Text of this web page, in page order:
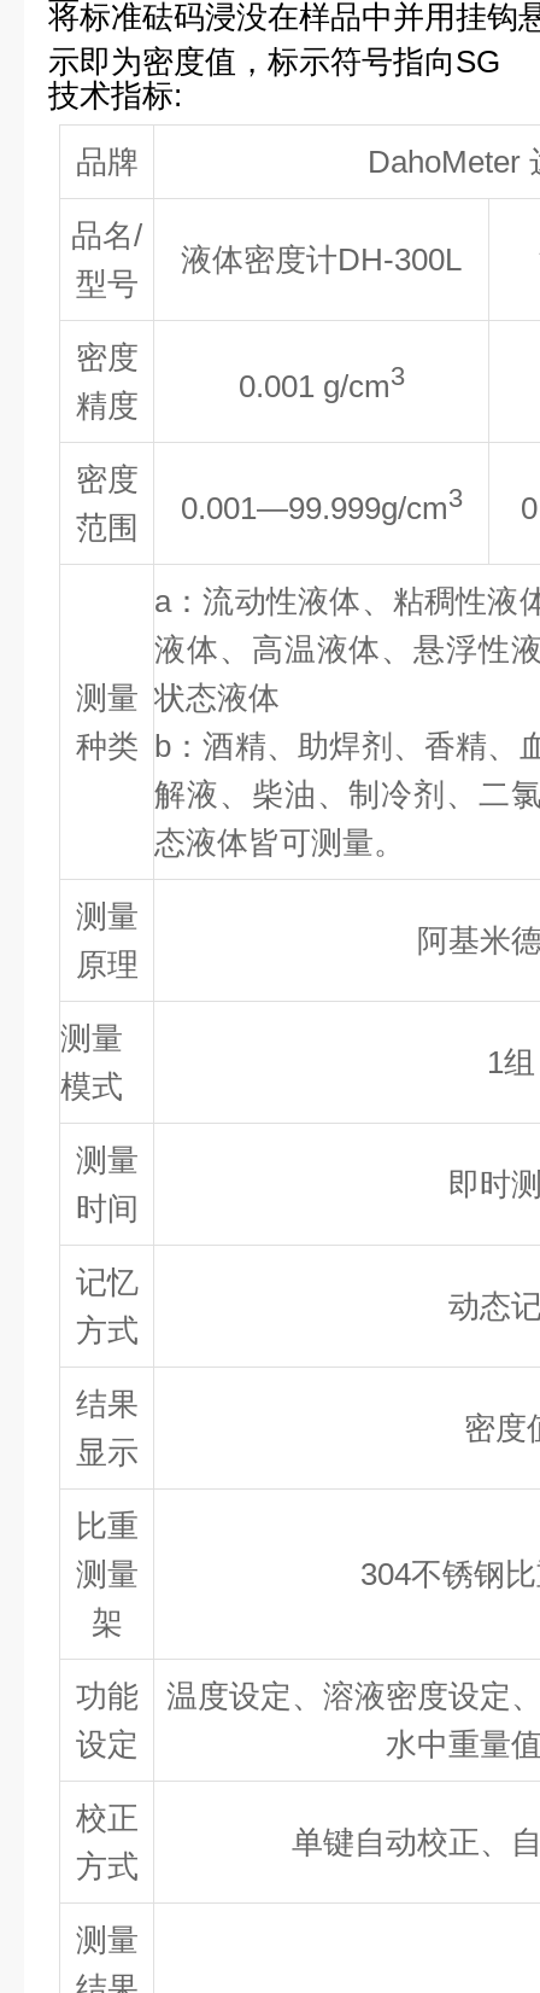
将标准砝码浸没在样品中并用挂钩
示即为密度值，标示符号指向SG
技术指标:
品牌
DahoMeter
品名/
型号
液体密度计DH-300L
密度
精度
0.001 g/cm3
密度
范围
0.001—99.999g/cm3
测量
种类
a：流动性液体、粘稠性液
液体、高温液体、悬浮性
状态液体
b：酒精、助焊剂、香精、
解液、柴油、制冷剂、二
态液体皆可测量。
测量
原理
阿基米
测量
模式
1组
测量
时间
即时
记忆
方式
动态
结果
显示
密度
比重
测量
架
304不锈钢
功能
设定
温度设定、溶液密度设定
水中重量
校正
方式
单键自动校正、
测量